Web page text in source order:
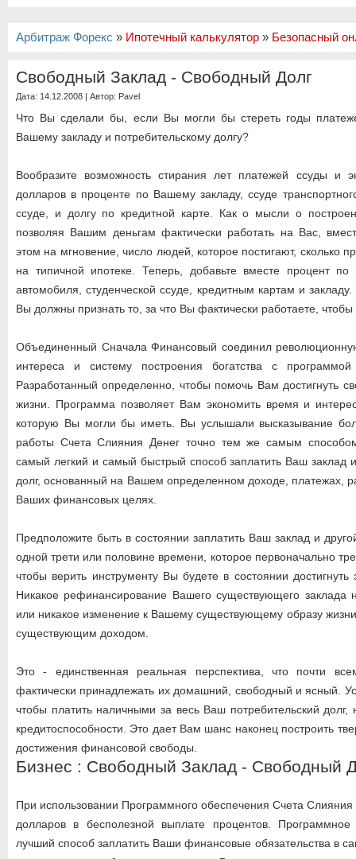
Арбитраж Форекс » Ипотечный калькулятор » Безопасный
Свободный Заклад - Свободный Долг
Дата: 14.12.2008 | Автор: Pavel
Что Вы сделали бы, если Вы могли бы стереть годы
Вашему закладу и потребительскому долгу?
Вообразите возможность стирания лет платежей ссуды и
долларов в проценте по Вашему закладу, ссуде
ссуде, и долгу по кредитной карте. Как о мысли о
позволяя Вашим деньгам фактически работать на Вас,
этом на мгновение, число людей, которое постигают, сколько
на типичной ипотеке. Теперь, добавьте вместе процент по
автомобиля, студенческой ссуде, кредитным картам и
Вы должны признать то, за что Вы фактически работаете, чтобы
Объединенный Сначала Финансовый соединил
интереса и систему построения богатства с
Разработанный определенно, чтобы помочь Вам достигнуть
жизни. Программа позволяет Вам экономить время и
которую Вы могли бы иметь. Вы услышали высказывание
работы Счета Слияния Денег точно тем же самым
самый легкий и самый быстрый способ заплатить Ваш заклад
долг, основанный на Вашем определенном доходе, платежах,
Ваших финансовых целях.
Предположите быть в состоянии заплатить Ваш заклад и
одной трети или половине времени, которое первоначально
чтобы верить инструменту Вы будете в состоянии
Никакое рефинансирование Вашего существующего заклада
или никакое изменение к Вашему существующему образу
существующим доходом.
Это - единственная реальная перспектива, что почти
фактически принадлежать их домашний, свободный и ясный.
чтобы платить наличными за весь Ваш потребительский
кредитоспособности. Это дает Вам шанс наконец построить
достижения финансовой свободы.
Бизнес : Свободный Заклад - Свободный
При использовании Программного обеспечения Счета
долларов в бесполезной выплате процентов. Программное
лучший способ заплатить Ваши финансовые обязательства в